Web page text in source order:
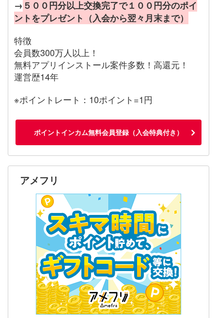
→ ５００円分以上交換完了で１００円分のポイ
ントをプレゼント（入会から翌々月末まで）
特徴
会員数300万人以上！
無料アプリインストール案件多数！高還元！
運営歴14年
※ポイントレート：10ポイント=1円
ポイントインカム無料会員登録（入会特典付き）
アメフリ